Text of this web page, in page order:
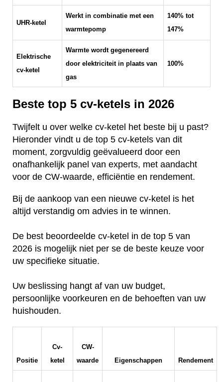
UHR-ketel
Werkt in combinatie met een
warmtepomp
140% tot
147%
Elektrische
cv-ketel
Warmte wordt gegenereerd
door elektriciteit in plaats van
gas
100%
Beste top 5 cv-ketels in 2026
Twijfelt u over welke cv-ketel het beste bij u past?
Hieronder vindt u de top 5 cv-ketels van dit
moment, zorgvuldig geëvalueerd door een
onafhankelijk panel van experts, met aandacht
voor de CW-waarde, efficiëntie en rendement.
Bij de aankoop van een nieuwe cv-ketel is het
altijd verstandig om advies in te winnen.
De best beoordeelde cv-ketel in de top 5 van
2026 is mogelijk niet per se de beste keuze voor
uw specifieke situatie.
Uw beslissing hangt af van uw budget,
persoonlijke voorkeuren en de behoeften van uw
huishouden.
Positie
Cv-
ketel
CW-
waarde
Eigenschappen Rendement